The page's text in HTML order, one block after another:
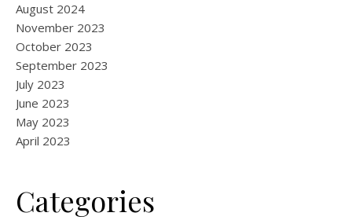
August 2024
November 2023
October 2023
September 2023
July 2023
June 2023
May 2023
April 2023
Categories